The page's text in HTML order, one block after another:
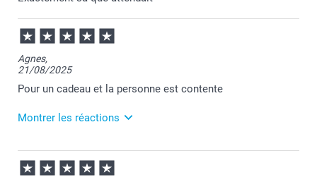
isotherme.
Au plaisir de vous retrouver pour de nouvelles
créations.
Passez une belle journée
Florence@smartphoto
Agnes,
21/08/2025
Pour un cadeau et la personne est contente
Montrer les réactions
25/08/2025
12:38
Merci pour votre commande Agnes et je suis